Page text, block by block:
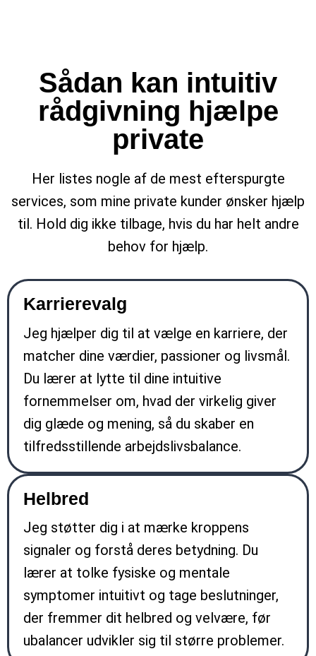
Sådan kan intuitiv
rådgivning hjælpe
private
Her listes nogle af de mest efterspurgte
services, som mine private kunder ønsker hjælp
til. Hold dig ikke tilbage, hvis du har helt andre
behov for hjælp.
Karrierevalg
Jeg hjælper dig til at vælge en karriere, der
matcher dine værdier, passioner og livsmål.
Du lærer at lytte til dine intuitive
fornemmelser om, hvad der virkelig giver
dig glæde og mening, så du skaber en
tilfredsstillende arbejdslivsbalance.
Helbred
Jeg støtter dig i at mærke kroppens
signaler og forstå deres betydning. Du
lærer at tolke fysiske og mentale
symptomer intuitivt og tage beslutninger,
der fremmer dit helbred og velvære, før
ubalancer udvikler sig til større problemer.